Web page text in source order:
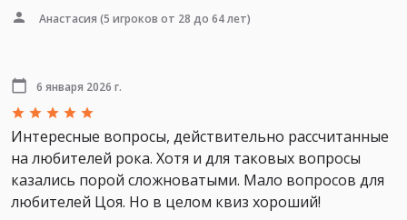
Анастасия (5 игроков от 28 до 64 лет)
6 января 2026 г.
Интересные вопросы, действительно рассчитанные
на любителей рока. Хотя и для таковых вопросы
казались порой сложноватыми. Мало вопросов для
любителей Цоя. Но в целом квиз хороший!